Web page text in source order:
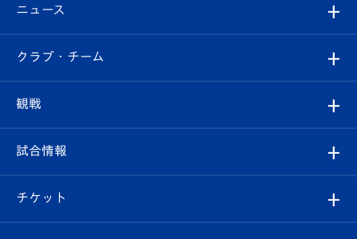
ニュース
すべて
クラブ
試合情報
クラブ・チーム
クラブ概要
エンブレム紹介
観戦
観戦ルール
はじめての観戦ガイド
試合情報
試合日程/結果
チケット